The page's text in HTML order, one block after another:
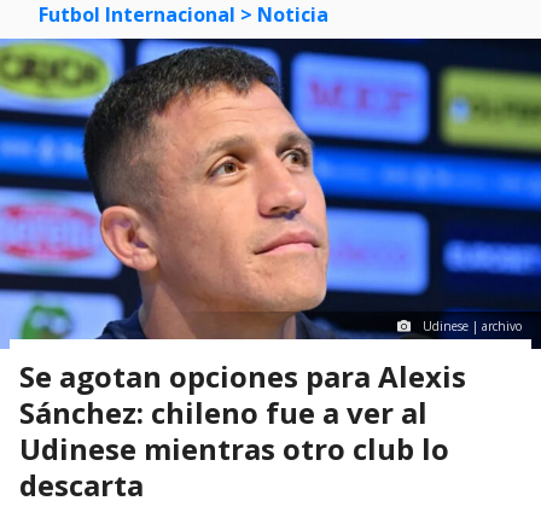
Futbol Internacional > Noticia
Udinese | archivo
Se agotan opciones para Alexis
Sánchez: chileno fue a ver al
Udinese mientras otro club lo
descarta